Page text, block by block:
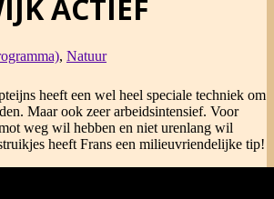
ACTIEF
, Natuur
heeft een wel heel speciale techniek om
Maar ook zeer arbeidsintensief. Voor
weg wil hebben en niet urenlang wil
heeft Frans een milieuvriendelijke tip!